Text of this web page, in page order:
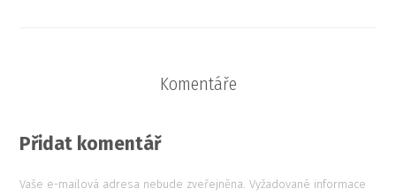
Komentáře
Přidat komentář
Vaše e-mailová adresa nebude zveřejněna. Vyžadované informace